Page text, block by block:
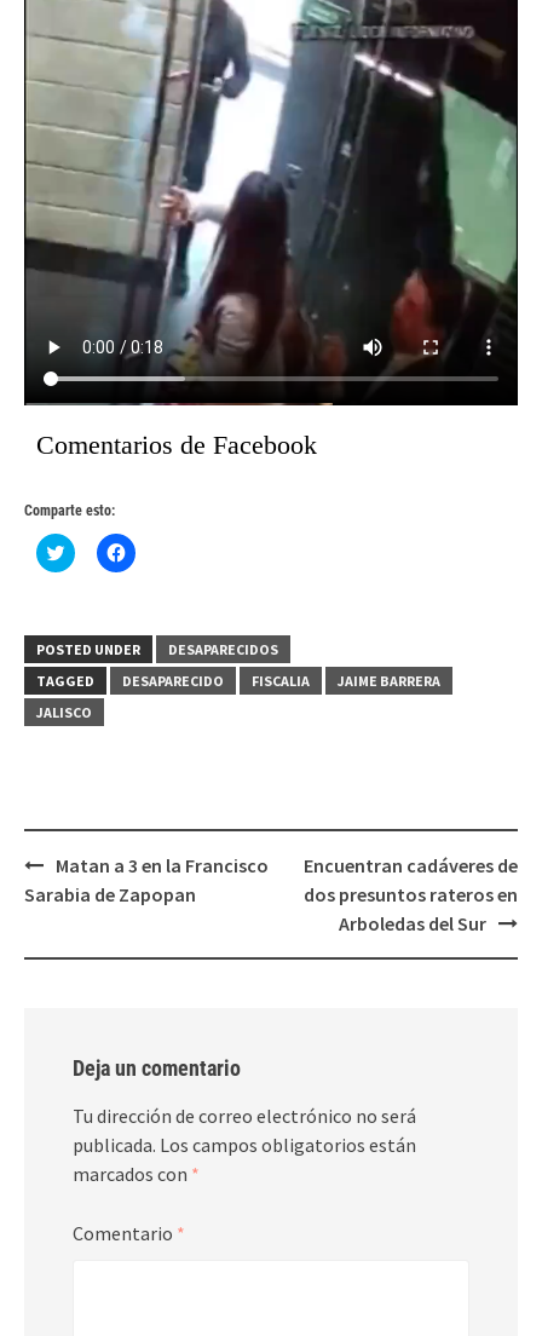
Comentarios de Facebook
Comparte esto:
Haz
clic
(Se
abre
en
una
ventana
nueva)
Haz
clic
(Se
abre
en
una
POSTED UNDER
DESAPARECIDOS
TAGGED
DESAPARECIDO FISCALIA
JAIME BARRERA
JALISCO
Post
navigation
Matan a 3 en la Francisco
Sarabia de Zapopan
Encuentran cadáveres de
dos presuntos rateros en
Arboledas del Sur
Deja un comentario
Tu dirección de correo electrónico no será
publicada. Los campos obligatorios están
marcados con *
Comentario *